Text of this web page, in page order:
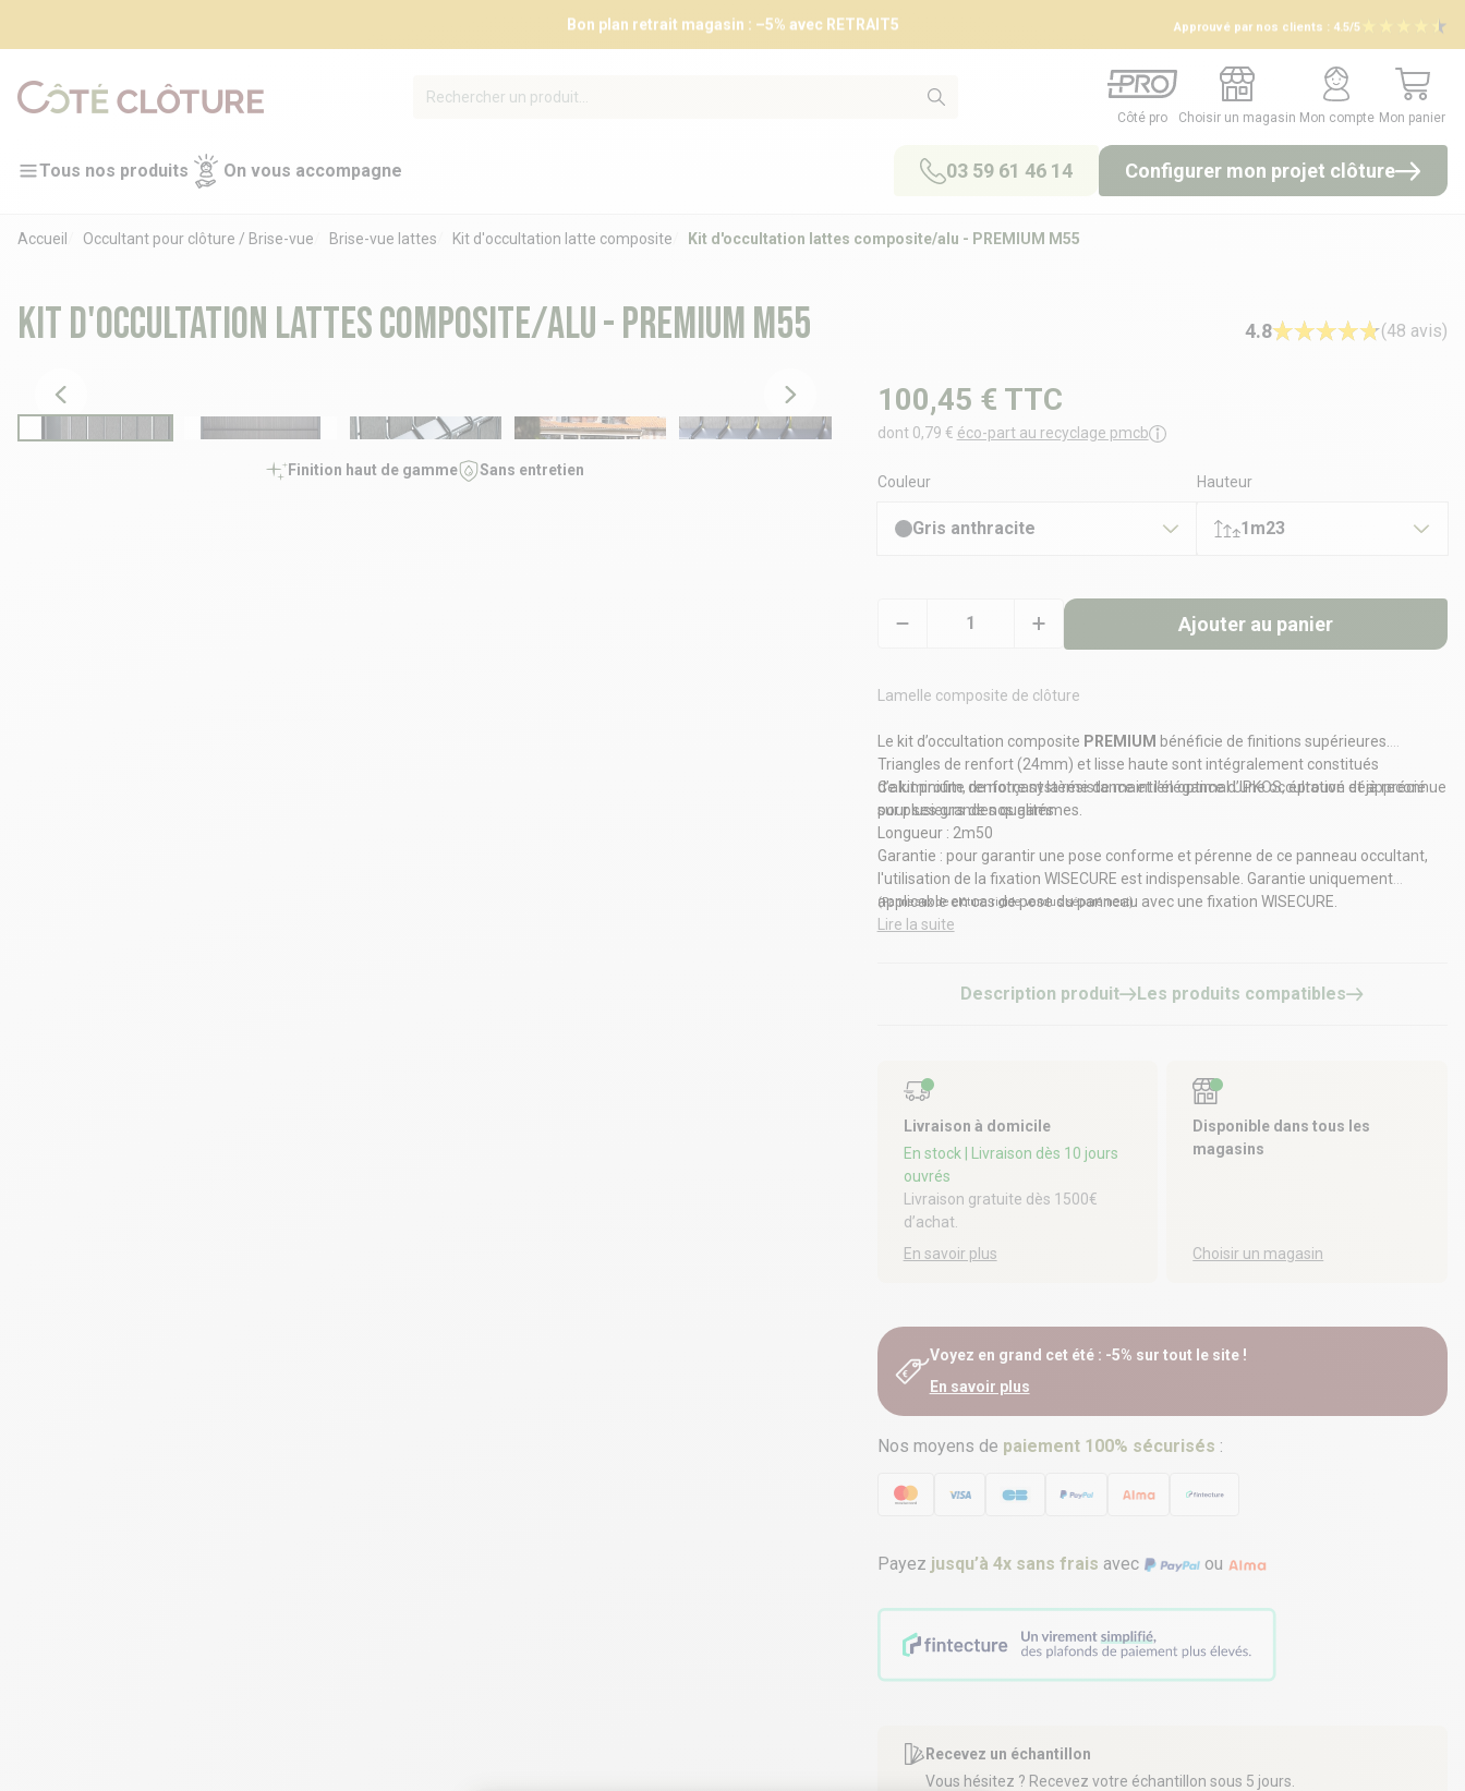
Bon plan retrait magasin : –5% avec RETRAIT5 Approuvé par nos clients : 4.5/5
Côté pro
Côté pro
Choisir un magasin
Choisir un magasin
Mon compte
Mon compte
Mon panier
Mon panier
Tous nos produits On vous accompagne 03 59 61 46 14 Configurer mon projet clôture
Accueil Occultant pour clôture / Brise-vue Brise-vue lattes Kit d'occultation latte composite Kit d'occultation lattes composite/alu - PREMIUM M55
Kit d'occultation lattes composite/alu - PREMIUM M55 4.8 (48 avis)
Finition haut de gamme Sans entretien
100,45 € TTC
dont 0,79 € éco-part au recyclage pmcb
Couleur
Gris anthracite
Hauteur
1m23
Ajouter au panier
Lamelle composite de clôture
Le kit d’occultation composite PREMIUM bénéficie de finitions supérieures.
Triangles de renfort (24mm) et lisse haute sont intégralement constitués
d’aluminium, renforçant la résistance et l’élégance d’une occultation déjà reconnue
pour ses grandes qualités.
Ce kit profite de notre système de maintien optimal UPKOS, éprouvé et apprécié
sur plusieurs de nos gammes.
Longueur : 2m50
Garantie : pour garantir une pose conforme et pérenne de ce panneau occultant,
l'utilisation de la fixation WISECURE est indispensable. Garantie uniquement
applicable en cas de pose du panneau avec une fixation WISECURE.
(Panneaux de clôture rigide vendus séparément)
Lire la suite
Description produit Les produits compatibles
Livraison à domicile
En stock
| Livraison dès 10 jours
ouvrés
Livraison gratuite dès 1500€
d’achat.
En savoir plus
Disponible dans tous les
magasins
Choisir un magasin
Voyez en grand cet été : -5% sur tout le site !
En savoir plus
Nos moyens de paiement 100% sécurisés :
Payez jusqu’à 4x sans frais avec ou
Recevez un échantillon
Vous hésitez ? Recevez votre échantillon sous 5 jours.